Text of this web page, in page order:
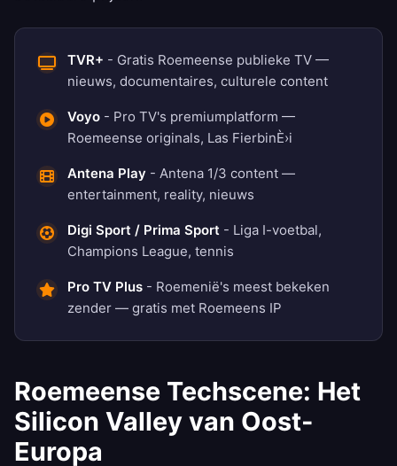
TVR+ - Gratis Roemeense publieke TV —
nieuws, documentaires, culturele content
Voyo - Pro TV's premiumplatform —
Roemeense originals, Las FierbinÈ›i
Antena Play - Antena 1/3 content —
entertainment, reality, nieuws
Digi Sport / Prima Sport - Liga I-voetbal,
Champions League, tennis
Pro TV Plus - Roemenië's meest bekeken
zender — gratis met Roemeens IP
Roemeense Techscene: Het
Silicon Valley van Oost-
Europa